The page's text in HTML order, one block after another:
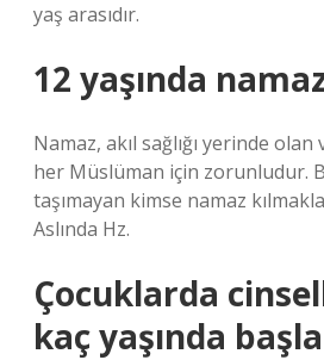
yaş arasıdır.
12 yaşında
Namaz, akıl sağlığı yerinde
her Müslüman için zorunludur.
taşımayan kimse namaz
Aslında Hz.
Çocuklarda
kaç yaşında